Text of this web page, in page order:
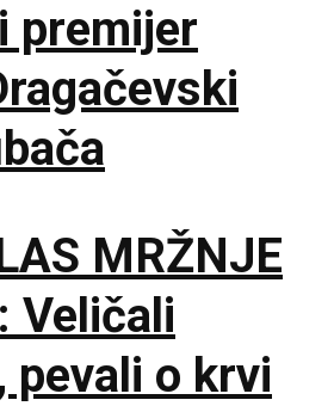
premijer
MRŽNJE
Veličali
pevali o krvi